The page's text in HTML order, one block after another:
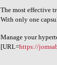
The most effective
With only one
Manage your
[URL=https://